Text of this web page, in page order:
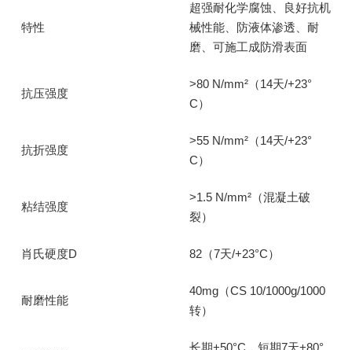
特性
超强耐化学腐蚀、良好抗机
械性能、防液体渗透、耐
磨、可施工成防滑表面
抗压强度
>80 N/mm²（14天/+23°
C）
抗折强度
>55 N/mm²（14天/+23°
C）
粘结强度
>1.5 N/mm²（混凝土破
裂）
肖氏硬度D 82（7天/+23°C）
耐磨性能
40mg（CS 10/1000g/1000
转）